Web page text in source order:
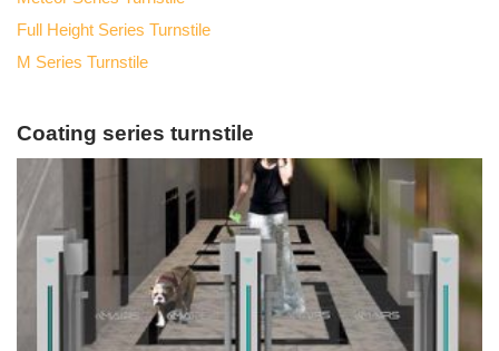
Full Height Series Turnstile
M Series Turnstile
Coating series turnstile